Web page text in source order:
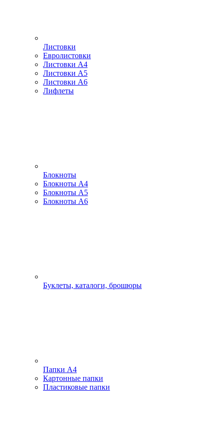
Листовки
Евролистовки
Листовки А4
Листовки А5
Листовки А6
Лифлеты
Блокноты
Блокноты А4
Блокноты А5
Блокноты А6
Буклеты, каталоги, брошюры
Папки А4
Картонные папки
Пластиковые папки